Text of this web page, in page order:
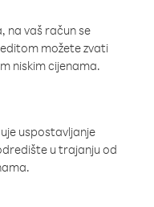
na vaš račun se
možete zvati
niskim cijenama.
uspostavljanje
u trajanju od